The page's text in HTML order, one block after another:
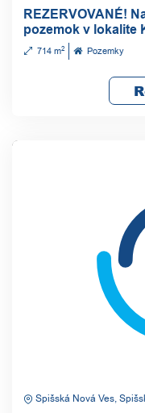
REZERVOVANÉ!
pozemok v lokalite
714 m2 Pozemky
Spišská Nová Ves,